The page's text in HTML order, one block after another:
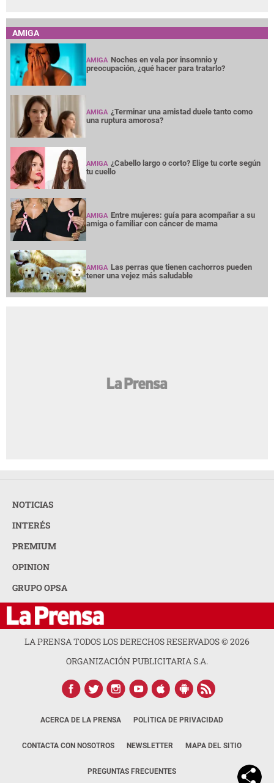
AMIGA
AMIGA Noches en vela por insomnio y
preocupación, ¿qué hacer para tratarlo?
AMIGA ¿Terminar una amistad duele tanto como
una ruptura amorosa?
AMIGA ¿Cabello largo o corto? Elige tu corte según
tu cuello
AMIGA Entre mujeres: guía para acompañar a su
amiga o familiar con cáncer de mama
AMIGA Las perras que tienen cachorros pueden
tener una vejez más saludable
NOTICIAS
INTERÉS
PREMIUM
OPINION
GRUPO OPSA
LA PRENSA TODOS LOS DERECHOS RESERVADOS ©2026
ORGANIZACIÓN PUBLICITARIA S.A.
ACERCA DE LA PRENSA POLÍTICA DE PRIVACIDAD
CONTACTA CON NOSOTROS NEWSLETTER MAPA DEL SITIO
PREGUNTAS FRECUENTES